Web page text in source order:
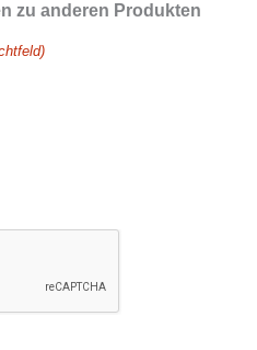
zu anderen Produkten